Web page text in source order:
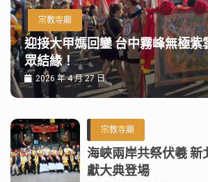
宗教寺廟
迎接大甲媽回鑾 台中霧峰無極紫
眾結緣！
2026 年 4 月 27 日
宗教寺廟
海峽兩岸共祭伏羲 新
獻大典登場